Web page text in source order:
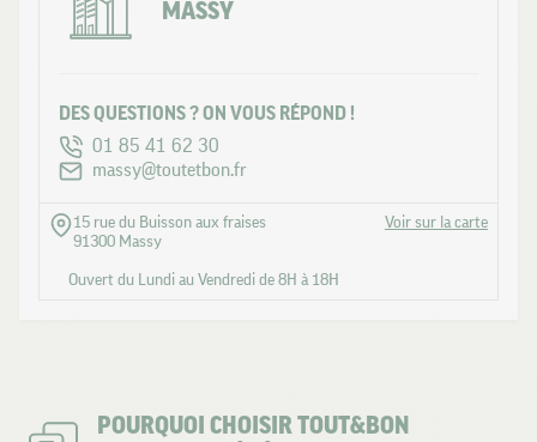
MASSY
DES QUESTIONS ? ON VOUS RÉPOND !
01 85 41 62 30
massy@toutetbon.fr
15 rue du Buisson aux fraises
91300 Massy
Voir sur la carte
Ouvert du Lundi au Vendredi de 8H à 18H
POURQUOI CHOISIR TOUT&BON